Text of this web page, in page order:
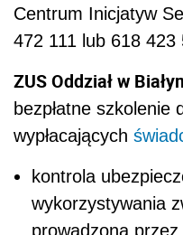
Centrum Inicjatyw
472 111 lub 618 423
ZUS Oddział w
bezpłatne szkolenie
wypłacających
kontrola
wykorzystywania
prowadzona przez